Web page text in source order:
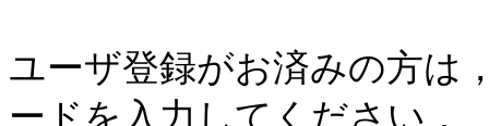
ユーザ登録がお済みの方は
ードを入力してください．